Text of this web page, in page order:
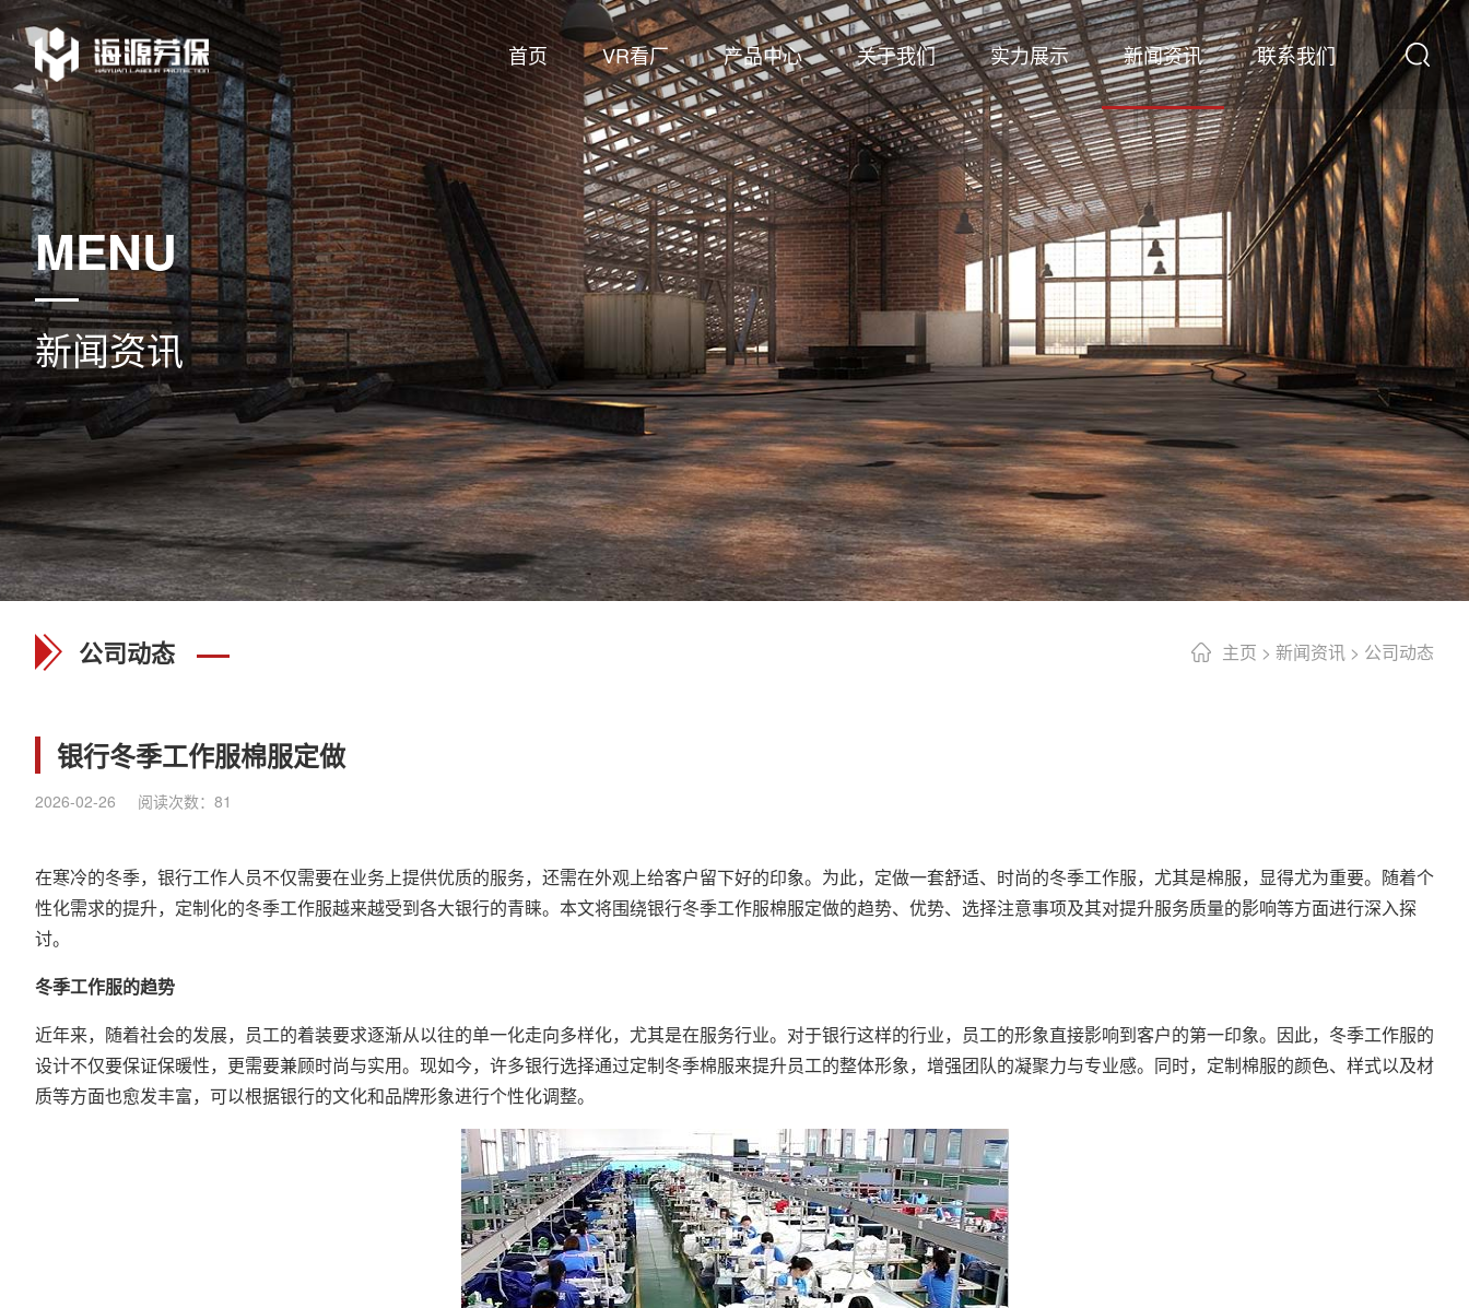
首页 VR看厂 产品中心 关于我们 实力展示 新闻资讯 联系我们
MENU
新闻资讯
主页 > 新闻资讯 > 公司动态
公司动态
银行冬季工作服棉服定做
2026-02-26 阅读次数： 81
在寒冷的冬季，银行工作人员不仅需要在业务上提供优质的服务，还需在外观上给客户留下好的印象。为此，定做一套舒适、时尚的冬季工作服，尤其是棉服，显得尤为重要。随着个
性化需求的提升，定制化的冬季工作服越来越受到各大银行的青睐。本文将围绕银行冬季工作服棉服定做的趋势、优势、选择注意事项及其对提升服务质量的影响等方面进行深入探
讨。
冬季工作服的趋势
近年来，随着社会的发展，员工的着装要求逐渐从以往的单一化走向多样化，尤其是在服务行业。对于银行这样的行业，员工的形象直接影响到客户的第一印象。因此，冬季工作服的
设计不仅要保证保暖性，更需要兼顾时尚与实用。现如今，许多银行选择通过定制冬季棉服来提升员工的整体形象，增强团队的凝聚力与专业感。同时，定制棉服的颜色、样式以及材
质等方面也愈发丰富，可以根据银行的文化和品牌形象进行个性化调整。